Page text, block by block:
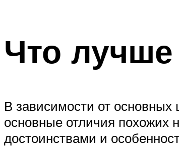
Что
В зависимости от основных
основные отличия похожих
достоинствами и